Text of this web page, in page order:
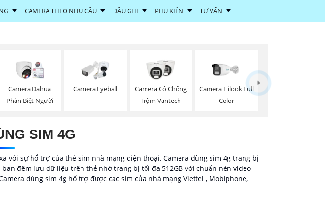
CAMERA THEO NHU CẦU ĐẦU GHI PHỤ KIỆN TƯ VẤN
Camera Dahua
Phân Biệt Người
Camera Eyeball
Camera Có Chống
Trộm Vantech
Camera Hilook Full
Color
SIM 4G
với sự hổ trợ của thẻ sim nhà mạng điện thoại. Camera dùng sim 4g trang bị
đêm lưu dữ liệu trên thẻ nhớ trang bị tối đa 512GB với chuẩn nén video
dùng sim 4g hổ trợ được các sim của nhà mạng Viettel , Mobiphone,